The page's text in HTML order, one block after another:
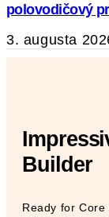
polovodičový
3. augusta
Builder
Ready for